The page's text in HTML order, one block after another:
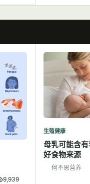
9,939
生殖健康
母乳可能含
好食物来源
何不思营养